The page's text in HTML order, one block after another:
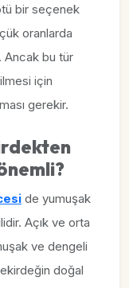
bir seçenek
oranlarda
Ancak bu tür
için
gerekir.
de yumuşak
Açık ve orta
ve dengeli
doğal